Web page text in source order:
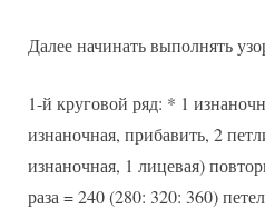
Далее начинать выполнять
1-й круговой ряд: * 1
изнаночная, прибавить, 2
изнаночная, 1 лицевая)
раза = 240 (280: 320: 360)